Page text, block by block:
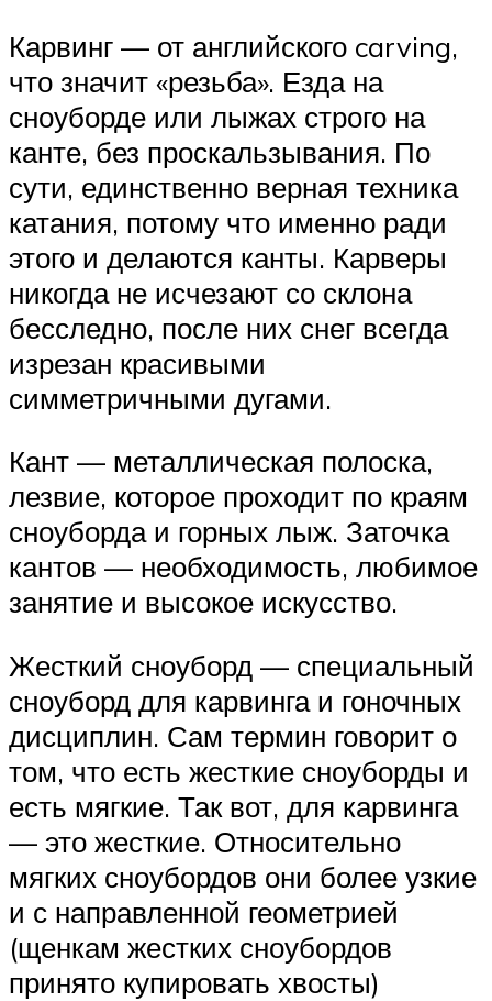
Карвинг — от английского carving,
что значит «резьба». Езда на
сноуборде или лыжах строго на
канте, без проскальзывания. По
сути, единственно верная техника
катания, потому что именно ради
этого и делаются канты. Карверы
никогда не исчезают со склона
бесследно, после них снег всегда
изрезан красивыми
симметричными дугами.
Кант — металлическая полоска,
лезвие, которое проходит по краям
сноуборда и горных лыж. Заточка
кантов — необходимость, любимое
занятие и высокое искусство.
Жесткий сноуборд — специальный
сноуборд для карвинга и гоночных
дисциплин. Сам термин говорит о
том, что есть жесткие сноуборды и
есть мягкие. Так вот, для карвинга
— это жесткие. Относительно
мягких сноубордов они более узкие
и с направленной геометрией
(щенкам жестких сноубордов
принято купировать хвосты)